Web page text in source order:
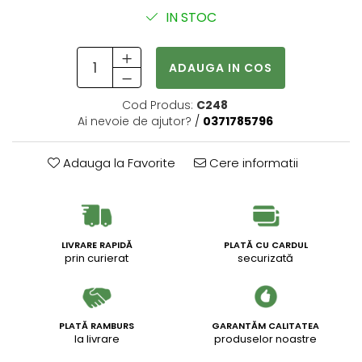
IN STOC
ADAUGA IN COS
Cod Produs: C248
Ai nevoie de ajutor? / 0371785796
Adauga la Favorite Cere informatii
LIVRARE RAPIDĂ
prin curierat
PLATĂ CU CARDUL
securizată
PLATĂ RAMBURS
la livrare
GARANTĂM CALITATEA
produselor noastre